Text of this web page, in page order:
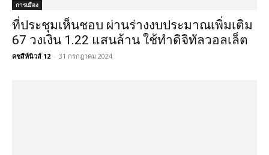
การเมือง
ที่ประชุมเห็นชอบ ผ่านร่างงบประมาณเพิ่มเติม
67 วงเงิน 1.22 แสนล้าน ใช้ทำดิจิทัลวอลเล็ต
คชสีห์นิวส์ 12 - 31 กรกฎาคม 2024